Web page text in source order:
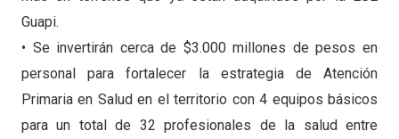
Guapi.
• Se invertirán cerca de $3.000 millones de pesos en
personal para fortalecer la estrategia de Atención
Primaria en Salud en el territorio con 4 equipos básicos
para un total de 32 profesionales de la salud entre